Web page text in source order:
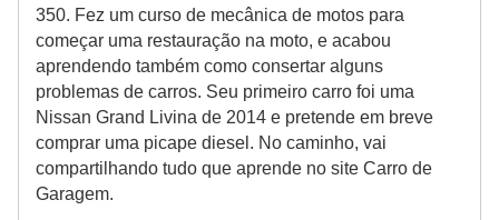
350. Fez um curso de mecânica de motos para
começar uma restauração na moto, e acabou
aprendendo também como consertar alguns
problemas de carros. Seu primeiro carro foi uma
Nissan Grand Livina de 2014 e pretende em breve
comprar uma picape diesel. No caminho, vai
compartilhando tudo que aprende no site Carro de
Garagem.
a
t
i
v
o